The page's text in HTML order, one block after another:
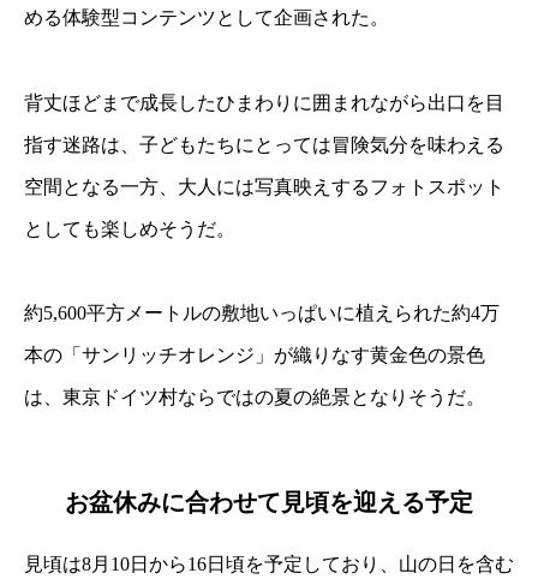
める体験型コンテンツとして企画された。
背丈ほどまで成長したひまわりに囲まれながら出口を目
指す迷路は、子どもたちにとっては冒険気分を味わえる
空間となる一方、大人には写真映えするフォトスポット
としても楽しめそうだ。
約5,600平方メートルの敷地いっぱいに植えられた約4万
本の「サンリッチオレンジ」が織りなす黄金色の景色
は、東京ドイツ村ならではの夏の絶景となりそうだ。
お盆休みに合わせて見頃を迎える予定
見頃は8月10日から16日頃を予定しており、山の日を含む